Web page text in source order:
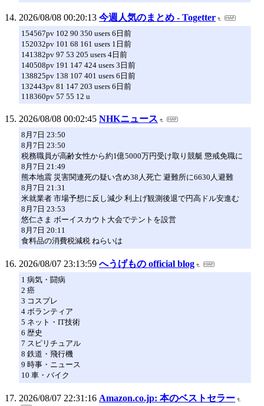
2026/08/08 00:20:13 今週人気のまとめ - Togetter
154567pv 102 90 350 users 6日前
152032pv 101 68 161 users 1日前
141382pv 97 53 205 users 4日前
140508pv 191 147 424 users 3日前
138825pv 138 107 401 users 6日前
132443pv 81 147 203 users 6日前
118360pv 57 55 12 u
2026/08/08 00:02:45 NHKニュース
8月7日 23:50
8月7日 23:50
税務職員が高齢女性から約1億5000万円受け取り競艇 懲戒免職に
8月7日 21:49
熊本地震 災害関連死の疑い含め38人死亡 避難所に6630人避難
8月7日 21:31
米就業者 市場予想に反し減少 利上げ観測後退で円高ドル安進む
8月7日 23:53
悠仁さま ボーイスカウト大会でテントを設営
8月7日 20:11
食料品の消費税減税 ねらいは
2026/08/07 23:13:59 へうげもの official blog
1 病気・闘病
2 癌
3 コスプレ
4 ボランティア
5 ネット・IT技術
6 歴史
7 スピリチュアル
8 鉄道・飛行機
9 時事・ニュース
10 車・バイク
2026/08/07 22:31:16 Amazon.co.jp: 本のベストセラー